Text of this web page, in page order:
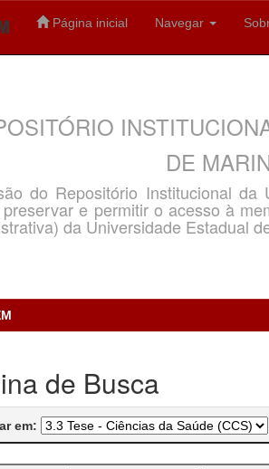
Página inicial Navegar
DE
do Repositório Institucional da
preservar e permitir o acesso à
da Universidade Estadual
de Busca
em: